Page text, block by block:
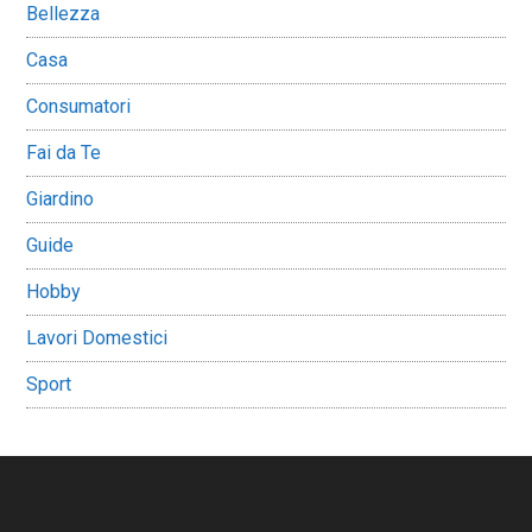
Bellezza
Casa
Consumatori
Fai da Te
Giardino
Guide
Hobby
Lavori Domestici
Sport